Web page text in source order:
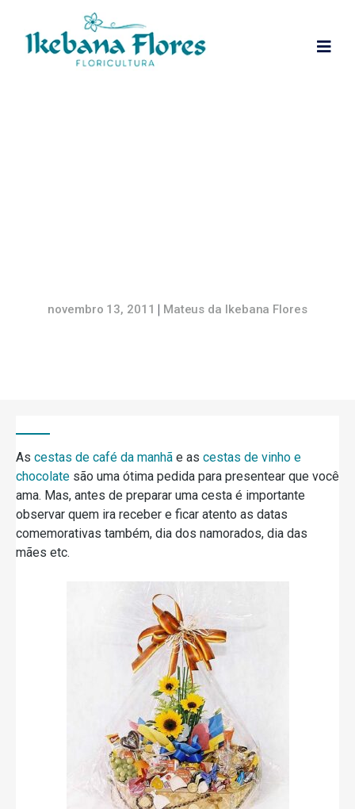
novembro 13, 2011 Mateus da Ikebana Flores
As cestas de café da manhã e as cestas de vinho e
chocolate são uma ótima pedida para presentear que você
ama. Mas, antes de preparar uma cesta é importante
observar quem ira receber e ficar atento as datas
comemorativas também, dia dos namorados, dia das
mães etc.